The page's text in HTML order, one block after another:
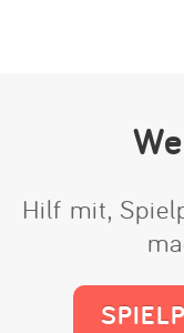
Hilf mit,